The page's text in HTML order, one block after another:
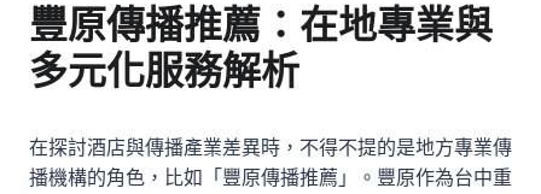
豐原傳播推薦：在地專業與
多元化服務解析
在探討酒店與傳播產業差異時，不得不提的是地方專業傳
播機構的角色，比如「豐原傳播推薦」。豐原作為台中重